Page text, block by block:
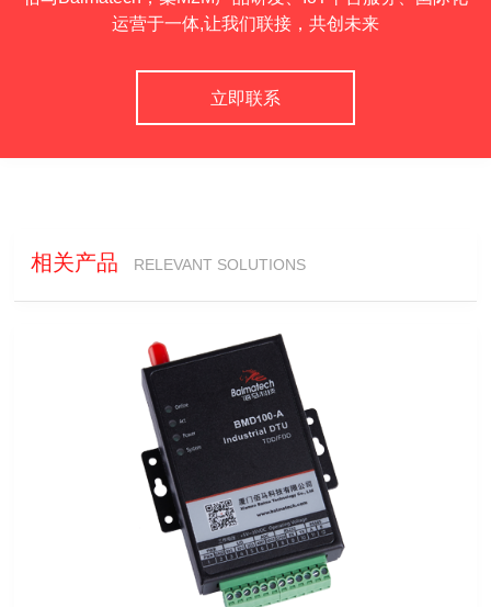
运营于一体,让我们联接，共创未来
立即联系
相关产品 RELEVANT SOLUTIONS